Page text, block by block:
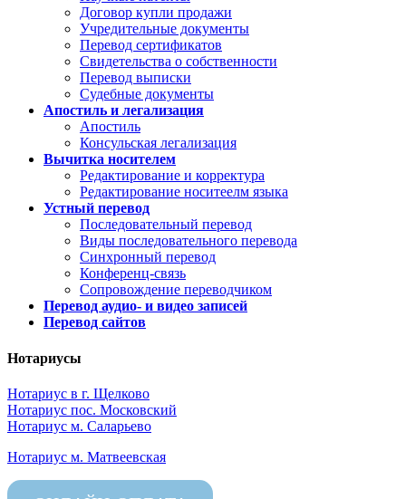
Договор купли продажи
Учредительные документы
Перевод сертификатов
Свидетельства о собственности
Перевод выписки
Судебные документы
Апостиль и легализация
Апостиль
Консульская легализация
Вычитка носителем
Редактирование и корректура
Редактирование носитеелм языка
Устный перевод
Последовательный перевод
Виды последовательного перевода
Синхронный перевод
Конференц-связь
Сопровождение переводчиком
Перевод аудио- и видео записей
Перевод сайтов
Нотариусы
Нотариус в г. Щелково
Нотариус пос. Московский
Нотариус м. Саларьево
Нотариус м. Матвеевская